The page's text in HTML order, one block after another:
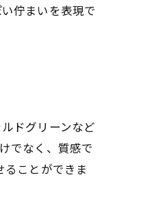
佇まいを表現で
ドグリーンなど
でなく、質感で
ことができま